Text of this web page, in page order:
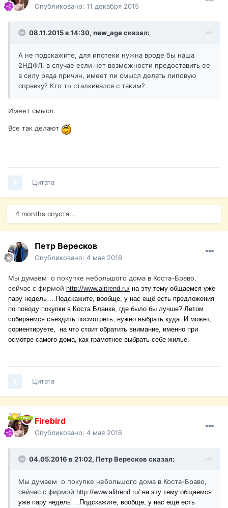
Опубликовано: 11 декабря 2015
08.11.2015 в 14:30, new_ageсказал:
А не подскажите, для ипотеки нужна вроде бы наша
2НДФЛ, в случае если нет возможности предоставить ее
в силу ряда причин, имеет ли смысл делать липовую
справку? Кто то сталкивался с таким?
Имеет смысл.
Все так делают
Цитата
4 months спустя...
Петр Вересков
Опубликовано: 4 мая 2016
Мы думаем о покупке небольшого дома в Коста-Браво,
сейчас с фирмой http://www.alitrend.ru/ на эту тему общаемся уже
пару недель….Подскажите, вообще, у нас ещё есть предложения
по поводу покупки в Коста Бланке, где было бы лучше? Летом
собираемся съездить посмотреть, нужно выбрать куда. И может,
сориентируете, на что стоит обратить внимание, именно при
осмотре самого дома, как грамотнее выбрать себе жилье.
Цитата
Firebird
Опубликовано: 4 мая 2016
04.05.2016 в 21:02, Петр Вересков сказал:
Мы думаем о покупке небольшого дома в Коста-Браво,
сейчас с фирмой http://www.alitrend.ru/ на эту тему общаемся
уже пару недель….Подскажите, вообще, у нас ещё есть